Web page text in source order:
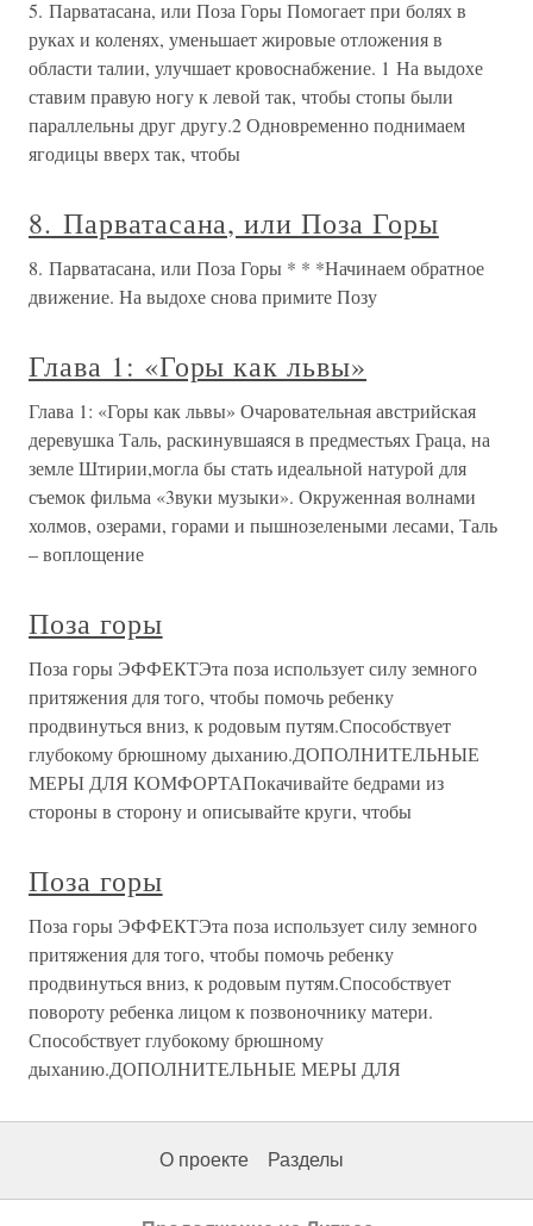
5. Парватасана, или Поза Горы Помогает при болях в
руках и коленях, уменьшает жировые отложения в
области талии, улучшает кровоснабжение. 1 На выдохе
ставим правую ногу к левой так, чтобы стопы были
параллельны друг другу.2 Одновременно поднимаем
ягодицы вверх так, чтобы
8. Парватасана, или Поза Горы
8. Парватасана, или Поза Горы * * *Начинаем обратное
движение. На выдохе снова примите Позу
Глава 1: «Горы как львы»
Глава 1: «Горы как львы» Очаровательная австрийская
деревушка Таль, раскинувшаяся в предместьях Граца, на
земле Штирии,могла бы стать идеальной натурой для
съемок фильма «3вуки музыки». Окруженная волнами
холмов, озерами, горами и пышнозелеными лесами, Таль
– воплощение
Поза горы
Поза горы ЭФФЕКТЭта поза использует силу земного
притяжения для того, чтобы помочь ребенку
продвинуться вниз, к родовым путям.Способствует
глубокому брюшному дыханию.ДОПОЛНИТЕЛЬНЫЕ
МЕРЫ ДЛЯ КОМФОРТАПокачивайте бедрами из
стороны в сторону и описывайте круги, чтобы
Поза горы
Поза горы ЭФФЕКТЭта поза использует силу земного
притяжения для того, чтобы помочь ребенку
продвинуться вниз, к родовым путям.Способствует
повороту ребенка лицом к позвоночнику матери.
Способствует глубокому брюшному
дыханию.ДОПОЛНИТЕЛЬНЫЕ МЕРЫ ДЛЯ
О проекте Разделы